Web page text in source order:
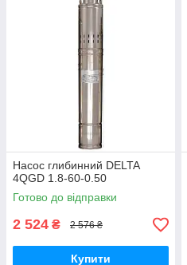
Насос глибинний DELTA
4QGD 1.8-60-0.50
Готово до відправки
2 524 ₴ 2 576 ₴
Купити